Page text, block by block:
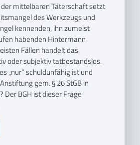
der mittelbaren Täterschaft setzt
des Werkzeugs und
kennenden, ihn zumeist
habenden Hintermann
Fällen handelt das
oder subjektiv tatbestandslos.
„nur“ schuldunfähig ist und
gem. § 26 StGB in
Der BGH ist dieser Frage